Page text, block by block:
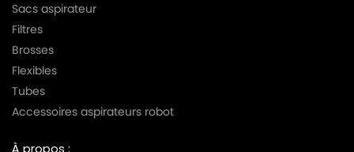
Sacs aspirateur
Filtres
Brosses
Flexibles
Tubes
Accessoires aspirateurs robot
À propos :